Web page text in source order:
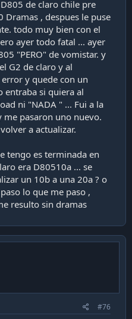
de claro chile pre
Dramas , despues le puse
todo muy bien con el
ayer todo fatal ... ayer
"PERO" de vomistar. y
G2 de claro y al
y quede con un
entraba si quiera al
ni "NADA " ... Fui a la
pasaron uno nuevo.
a actualizar.
tengo es terminada en
era D80510a ... se
un 10b a una 20a ? o
lo que me paso ,
resulto sin dramas
#76